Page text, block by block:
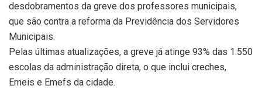
desdobramentos da greve dos professores municipais,
que são contra a reforma da Previdência dos Servidores
Municipais.
Pelas últimas atualizações, a greve já atinge 93% das 1.550
escolas da administração direta, o que inclui creches,
Emeis e Emefs da cidade.